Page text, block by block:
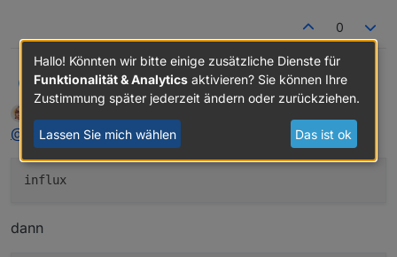
0
Altersrentner@djmarc75sagte inBenötige Hilfe bei Influx DB
Hast Du denn gestern oder heute einen
Benutzer admin angelegt ?
Das ist noch der Benutzer aus der alten
Offline zuletzt editiert von
@ altersrentner
dann
Hallo! Könnten wir bitte einige zusätzliche Dienste für
Funktionalität & Analytics aktivieren? Sie können Ihre
Zustimmung später jederzeit ändern oder zurückziehen.
Lassen Sie mich wählen Das ist ok